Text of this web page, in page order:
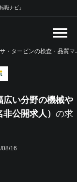
職ナビ」
・タービンの検査・品質
広い分野の機械や
公開求人） の求
08/16